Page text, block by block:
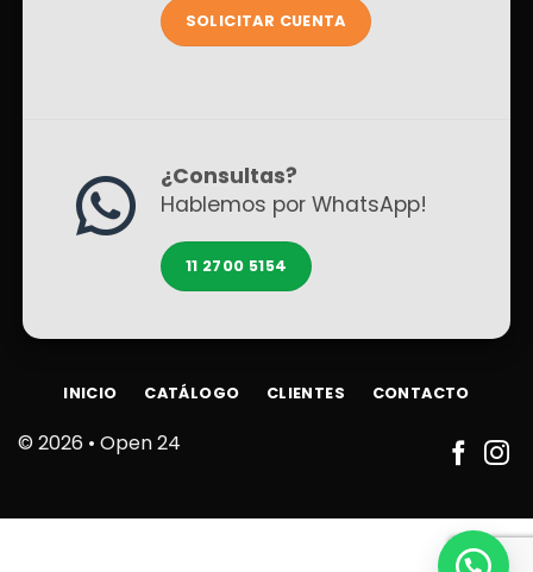
SOLICITAR CUENTA
¿Consultas?
Hablemos por WhatsApp!
11 2700 5154
© 2026 • Open 24
INICIO CATÁLOGO CLIENTES CONTACTO